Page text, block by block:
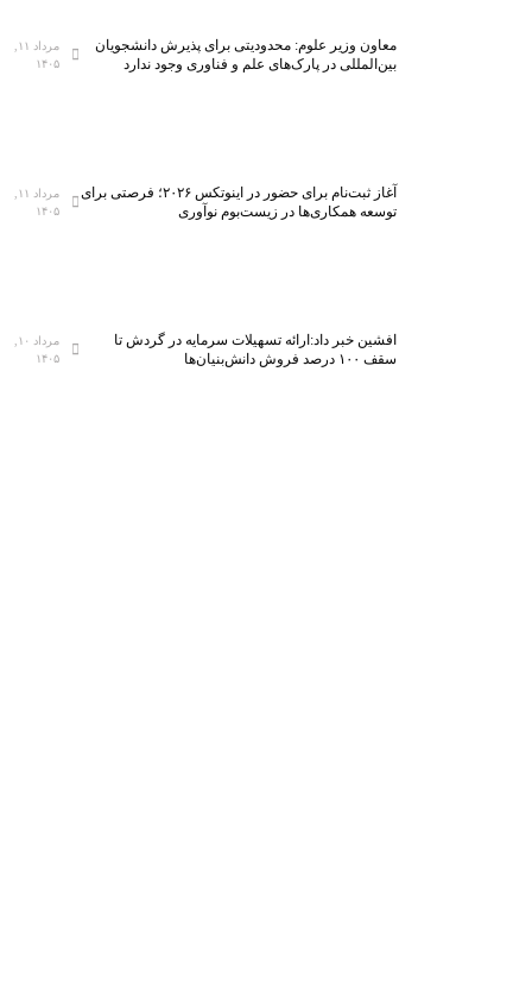
معاون وزیر علوم: محدودیتی برای پذیرش دانشجویان
بین‌المللی در پارک‌های علم و فناوری وجود ندارد
۱۴۰۵
آغاز ثبت‌نام برای حضور در اینوتکس ۲۰۲۶؛ فرصتی برای
توسعه همکاری‌ها در زیست‌بوم نوآوری
۱۴۰۵
افشین خبر داد:ارائه تسهیلات سرمایه در گردش تا
سقف ۱۰۰ درصد فروش دانش‌بنیان‌ها
۱۴۰۵